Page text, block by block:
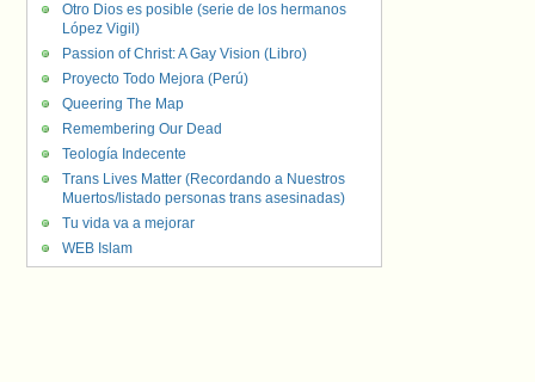
Otro Dios es posible (serie de los hermanos
López Vigil)
Passion of Christ: A Gay Vision (Libro)
Proyecto Todo Mejora (Perú)
Queering The Map
Remembering Our Dead
Teología Indecente
Trans Lives Matter (Recordando a Nuestros
Muertos/listado personas trans asesinadas)
Tu vida va a mejorar
WEB Islam